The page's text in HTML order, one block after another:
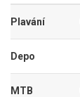
Plavání
Depo
MTB